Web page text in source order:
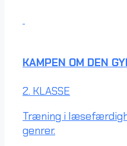
KAMPEN OM DEN
2. KLASSE
Træning i
genrer.